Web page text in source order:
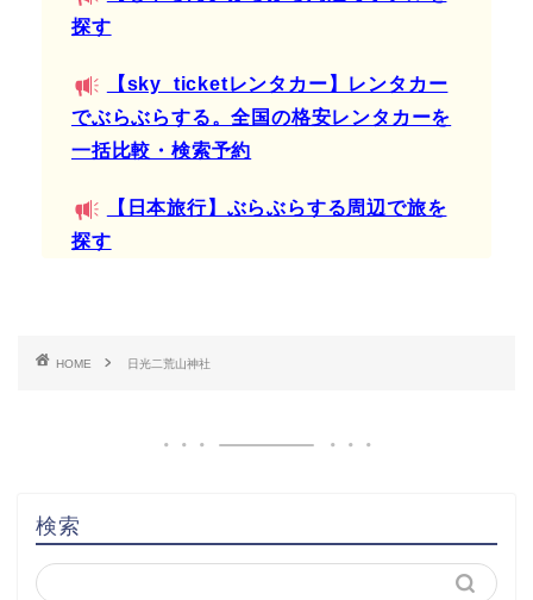
探す
【sky_ticketレンタカー】レンタカー
でぶらぶらする。全国の格安レンタカーを
一括比較・検索予約
【日本旅行】ぶらぶらする周辺で旅を
探す
HOME 日光二荒山神社
検索